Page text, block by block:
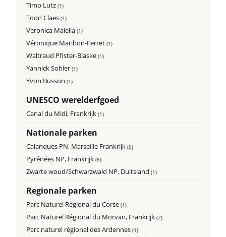
Timo Lutz(1)
Toon Claes(1)
Veronica Maiella(1)
Véronique Maribon-Ferret(1)
Waltraud Pfister-Bläske(1)
Yannick Sohier(1)
Yvon Busson(1)
UNESCO werelderfgoed
Canal du Midi, Frankrijk(1)
Nationale parken
Calanques PN, Marseille Frankrijk(6)
Pyrénées NP, Frankrijk(6)
Zwarte woud/Schwarzwald NP, Duitsland(1)
Regionale parken
Parc Naturel Régional du Corse(1)
Parc Naturel Régional du Morvan, Frankrijk(2)
Parc naturel régional des Ardennes(1)